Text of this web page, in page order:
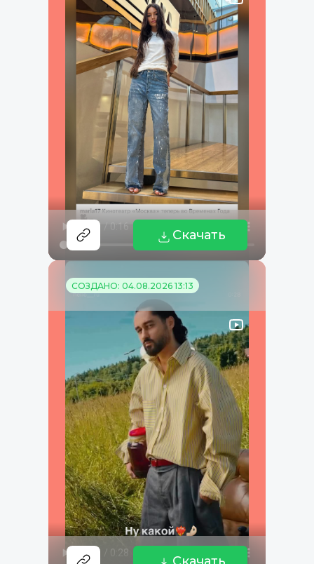
Скачать
СОЗДАНО: 04.08.2026 13:13